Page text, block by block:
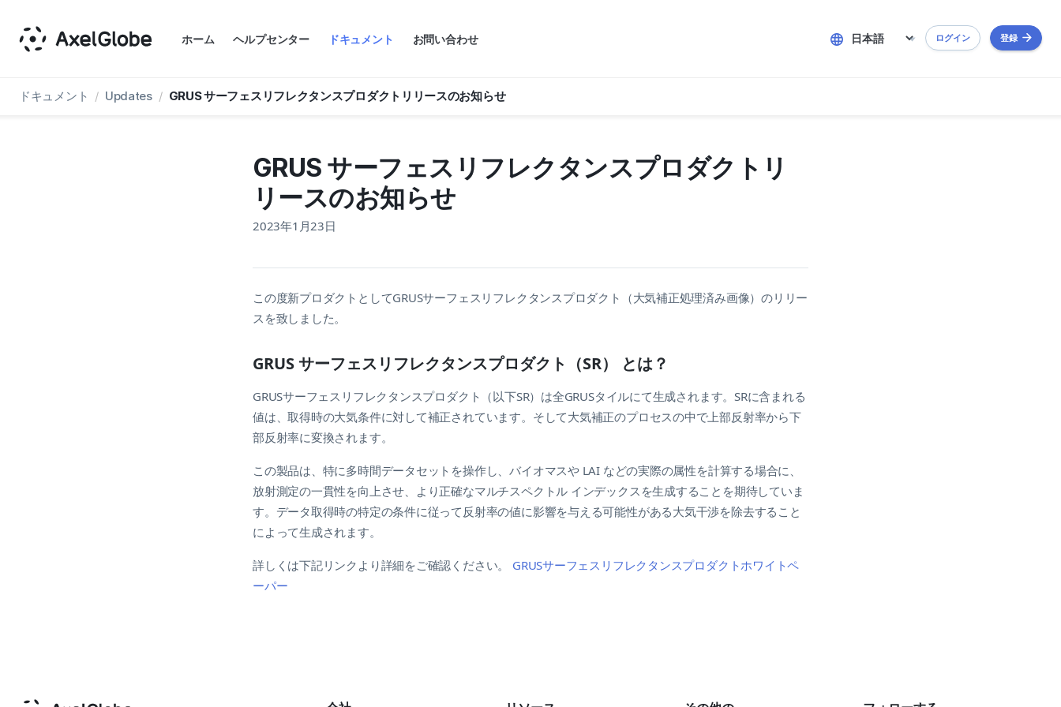
AxelGlobe
ホーム ヘルプセンター ドキュメント お問い合わせ ログイン 登録
ドキュメント Updates GRUS サーフェスリフレクタンスプロダクトリリースのお知らせ
GRUS サーフェスリフレクタンスプロダクトリ
リースのお知らせ
2023年1月23日
この度新プロダクトとしてGRUSサーフェスリフレクタンスプロダクト（大気補正処理済み画像）のリリー
スを致しました。
GRUS サーフェスリフレクタンスプロダクト（SR） とは？
GRUSサーフェスリフレクタンスプロダクト（以下SR）は全GRUSタイルにて生成されます。SRに含まれる
値は、取得時の大気条件に対して補正されています。そして大気補正のプロセスの中で上部反射率から下
部反射率に変換されます。
この製品は、特に多時間データセットを操作し、バイオマスや LAI などの実際の属性を計算する場合に、
放射測定の一貫性を向上させ、より正確なマルチスペクトル インデックスを生成することを期待していま
す。データ取得時の特定の条件に従って反射率の値に影響を与える可能性がある大気干渉を除去すること
によって生成されます。
詳しくは下記リンクより詳細をご確認ください。 GRUSサーフェスリフレクタンスプロダクトホワイトペ
ーパー